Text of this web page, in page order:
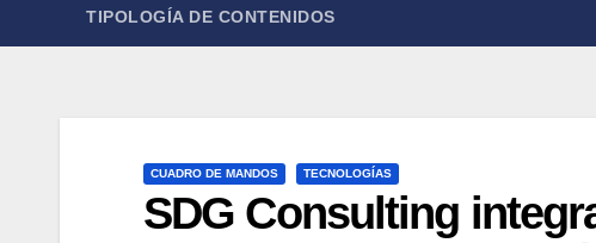
TIPOLOGÍA DE CONTENIDOS
CUADRO DE MANDOS TECNOLOGÍAS
SDG Consulting